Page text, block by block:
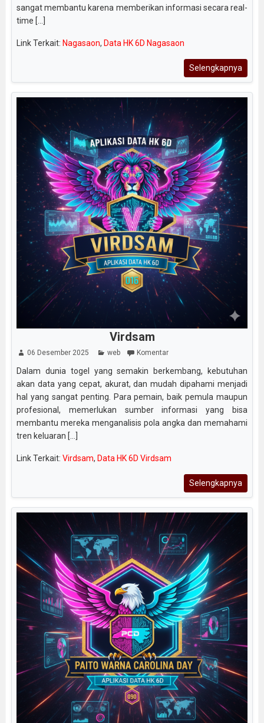
sangat membantu karena memberikan informasi secara real-
time [...]
Link Terkait: Nagasaon, Data HK 6D Nagasaon
Selengkapnya
Virdsam
06 Desember 2025 web Komentar
Dalam dunia togel yang semakin berkembang, kebutuhan
akan data yang cepat, akurat, dan mudah dipahami menjadi
hal yang sangat penting. Para pemain, baik pemula maupun
profesional, memerlukan sumber informasi yang bisa
membantu mereka menganalisis pola angka dan memahami
tren keluaran [...]
Link Terkait: Virdsam, Data HK 6D Virdsam
Selengkapnya